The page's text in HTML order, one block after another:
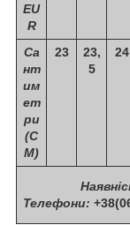
EU
R
Са
нт
им
ет
ри
(С
М)
23
23,
5
24
Телефони: